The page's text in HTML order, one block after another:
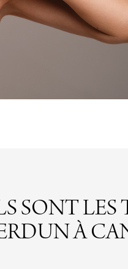
SONT LES
À